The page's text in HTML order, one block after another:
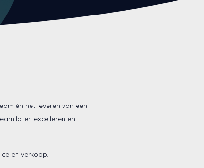
én het leveren van een
laten excelleren en
en verkoop.